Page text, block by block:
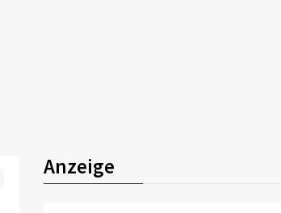
Anzeige